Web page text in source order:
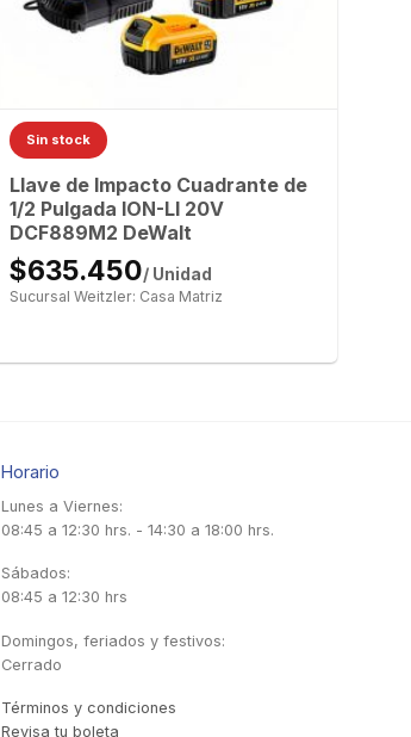
Sin stock
Llave de Impacto Cuadrante de
1/2 Pulgada ION-LI 20V
DCF889M2 DeWalt
$635.450/ Unidad
Sucursal Weitzler: Casa Matriz
Horario
Lunes a Viernes:
08:45 a 12:30 hrs. - 14:30 a 18:00 hrs.
Sábados:
08:45 a 12:30 hrs
Domingos, feriados y festivos:
Cerrado
Términos y condiciones
Revisa tu boleta